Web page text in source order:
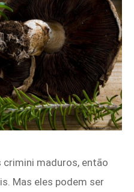
maduros, então
Mas eles podem ser